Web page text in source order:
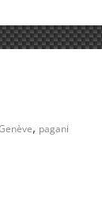
, pagani